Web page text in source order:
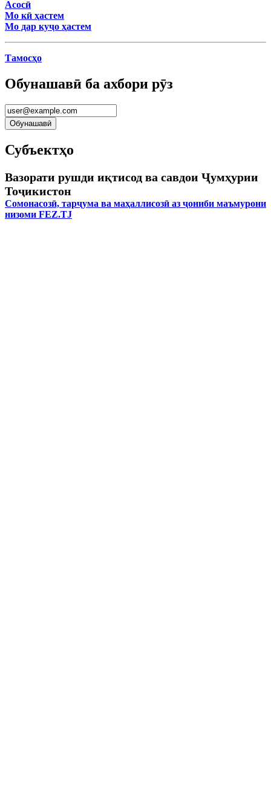
Асосӣ
Мо кӣ ҳастем
Мо дар куҷо ҳастем
Тамосҳо
Обунашавӣ ба ахбори рӯз
Субъектҳо
Вазорати рушди иқтисод ва савдои Ҷумҳурии
Тоҷикистон
Сомонасозӣ, тарҷума ва маҳаллисозӣ аз ҷониби маъмурони
низоми FEZ.TJ